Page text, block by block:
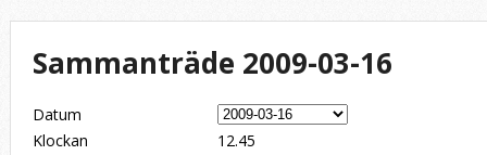
Sammanträde 2009-03-16
Datum
Klockan
12.45